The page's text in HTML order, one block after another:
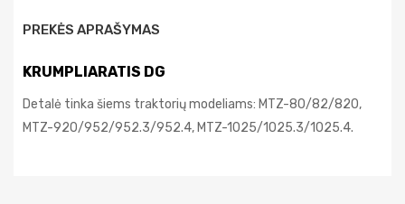
PREKĖS APRAŠYMAS
KRUMPLIARATIS DG
Detalė tinka šiems traktorių modeliams: MTZ-80/82/820,
MTZ-920/952/952.3/952.4, MTZ-1025/1025.3/1025.4.